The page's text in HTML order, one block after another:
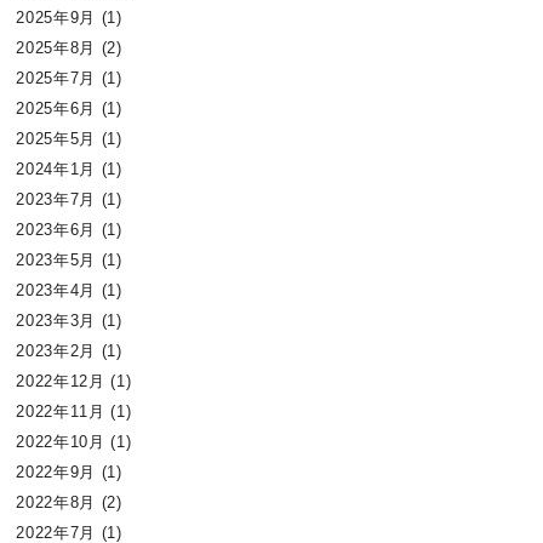
2025年9月 (1)
2025年8月 (2)
2025年7月 (1)
2025年6月 (1)
2025年5月 (1)
2024年1月 (1)
2023年7月 (1)
2023年6月 (1)
2023年5月 (1)
2023年4月 (1)
2023年3月 (1)
2023年2月 (1)
2022年12月 (1)
2022年11月 (1)
2022年10月 (1)
2022年9月 (1)
2022年8月 (2)
2022年7月 (1)